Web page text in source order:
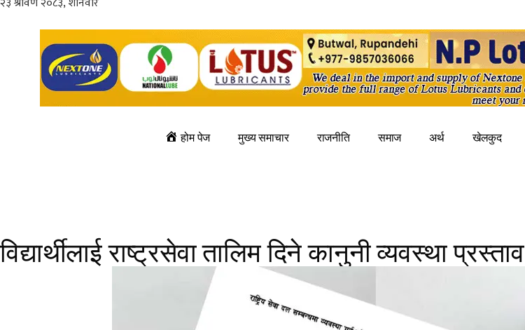
होम पेज मुख्य समाचार राजनीति समाज अर्थ खेलकुद
विद्यार्थीलाई राष्ट्रसेवा तालिम दिने कानुनी व्यवस्था प्रस्ताव